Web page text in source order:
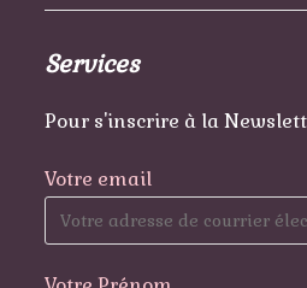
Services
Pour s'inscrire à la
Votre email